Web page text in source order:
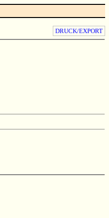
DRUCK/EXPORT